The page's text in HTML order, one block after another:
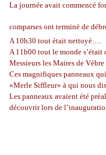
La journée avait commencé
comparses ont terminé de
A 10h30 tout était nettoyé….
A 11h00 tout le monde s’était
Messieurs les Maires de
Ces magnifiques panneaux
«Merle Siffleur» à qui nous
Les panneaux avaient été
découvrir lors de